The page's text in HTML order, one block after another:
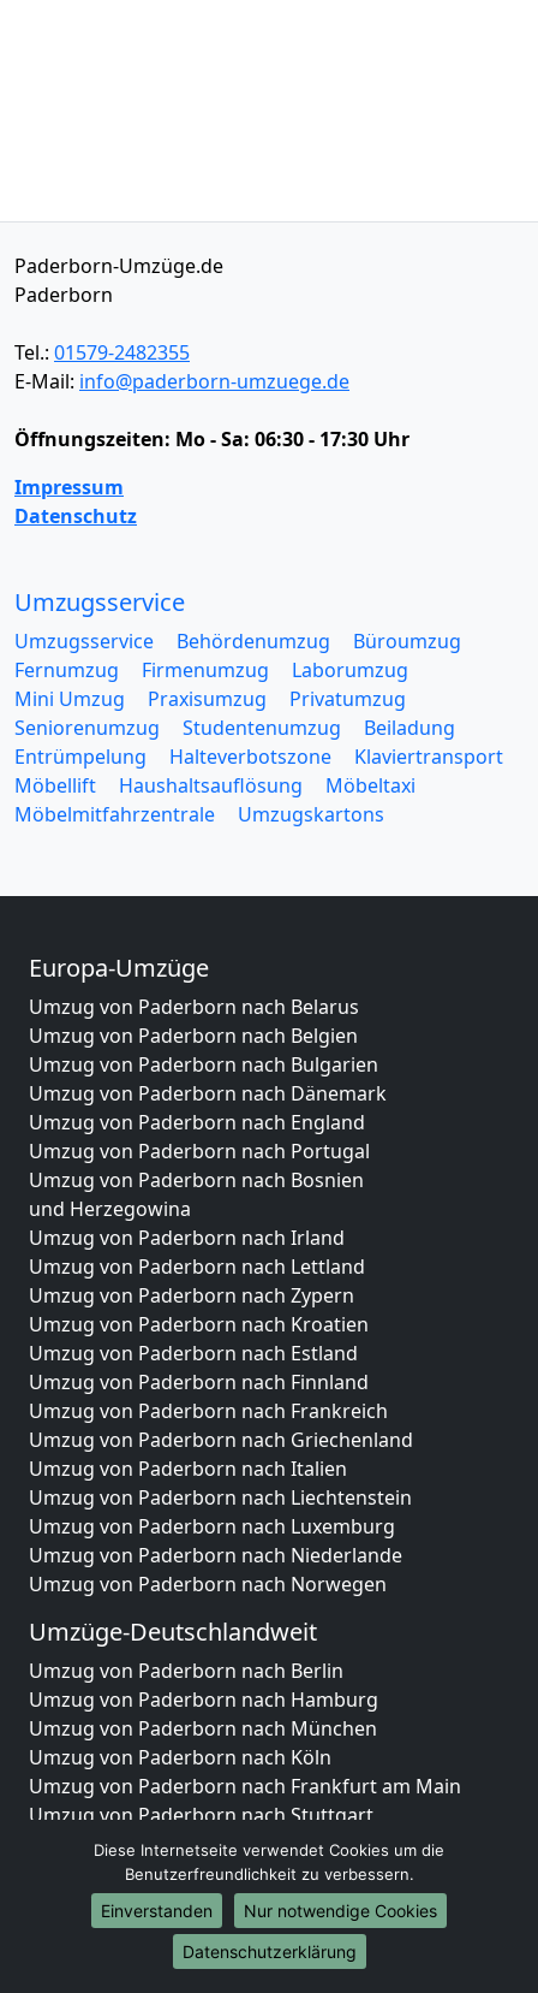
Paderborn-Umzüge.de
Paderborn
Tel.: 01579-2482355
E-Mail: info@paderborn-umzuege.de
Öffnungszeiten: Mo - Sa: 06:30 - 17:30 Uhr
Impressum
Datenschutz
Umzugsservice
Umzugsservice Behördenumzug
Büroumzug
Fernumzug
Firmenumzug
Laborumzug
Mini Umzug
Praxisumzug
Privatumzug
Seniorenumzug
Studentenumzug
Beiladung
Entrümpelung
Halteverbotszone
Klaviertransport
Möbellift
Haushaltsauflösung
Möbeltaxi
Möbelmitfahrzentrale
Umzugskartons
Europa-Umzüge
Umzug von Paderborn nach Belarus
Umzug von Paderborn nach Belgien
Umzug von Paderborn nach Bulgarien
Umzug von Paderborn nach Dänemark
Umzug von Paderborn nach England
Umzug von Paderborn nach Portugal
Umzug von Paderborn nach Bosnien
und Herzegowina
Umzug von Paderborn nach Irland
Umzug von Paderborn nach Lettland
Umzug von Paderborn nach Zypern
Umzug von Paderborn nach Kroatien
Umzug von Paderborn nach Estland
Umzug von Paderborn nach Finnland
Umzug von Paderborn nach Frankreich
Umzug von Paderborn nach Griechenland
Umzug von Paderborn nach Italien
Umzug von Paderborn nach Liechtenstein
Umzug von Paderborn nach Luxemburg
Umzug von Paderborn nach Niederlande
Umzug von Paderborn nach Norwegen
Umzüge-Deutschlandweit
Umzug von Paderborn nach Berlin
Umzug von Paderborn nach Hamburg
Umzug von Paderborn nach München
Umzug von Paderborn nach Köln
Umzug von Paderborn nach Frankfurt am Main
Umzug von Paderborn nach Stuttgart
Umzug von Paderborn nach Düsseldorf
Umzug von Paderborn nach Leipzig
Umzug von Paderborn nach Dortmund
Umzug von Paderborn nach Essen
Umzug von Paderborn nach Bremen
Diese Internetseite verwendet Cookies um die
Benutzerfreundlichkeit zu verbessern.
Einverstanden
Nur notwendige Cookies
Datenschutzerklärung